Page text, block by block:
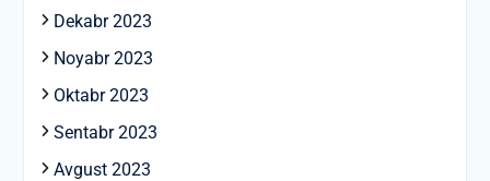
Dekabr 2023
Noyabr 2023
Oktabr 2023
Sentabr 2023
Avgust 2023